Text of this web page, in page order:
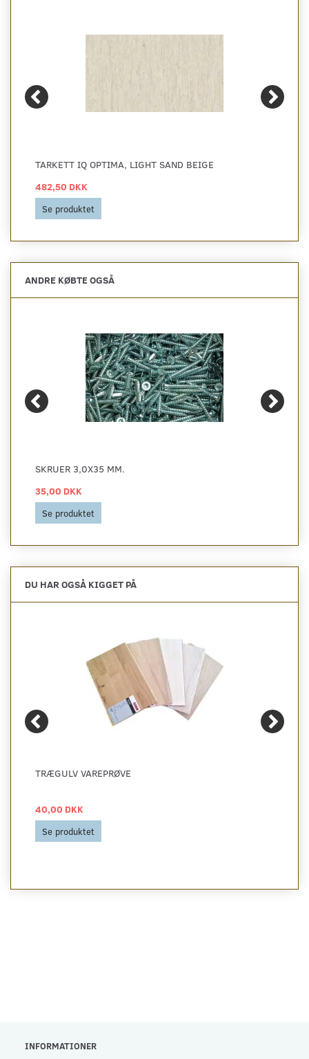
TARKETT IQ OPTIMA, LIGHT SAND BEIGE
482,50 DKK
Se produktet
ANDRE KØBTE OGSÅ
SKRUER 3,0X35 MM.
35,00 DKK
Se produktet
DU HAR OGSÅ KIGGET PÅ
TRÆGULV VAREPRØVE
40,00 DKK
Se produktet
INFORMATIONER